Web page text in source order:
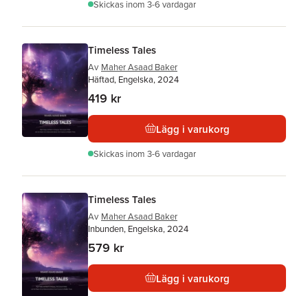
Skickas inom 3-6 vardagar
Timeless Tales
Av Maher Asaad Baker
Häftad, Engelska, 2024
419 kr
Lägg i varukorg
Skickas inom 3-6 vardagar
Timeless Tales
Av Maher Asaad Baker
Inbunden, Engelska, 2024
579 kr
Lägg i varukorg